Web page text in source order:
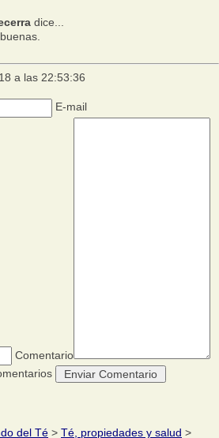
dice...
a las 22:53:36
E-mail
Comentario
del Té > Té, propiedades y salud >